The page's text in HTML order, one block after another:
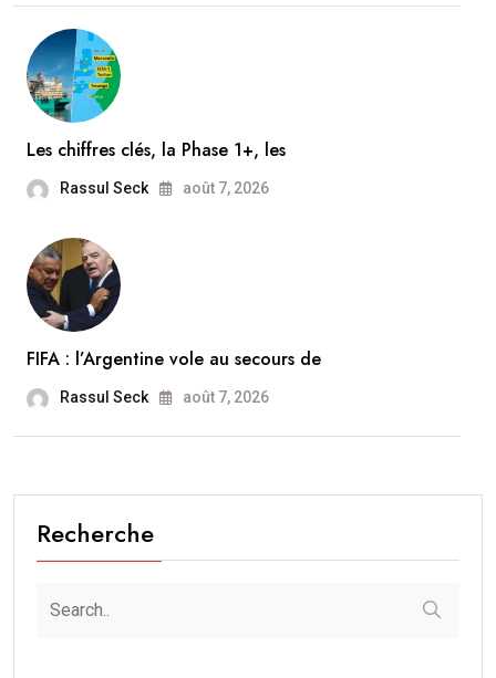
Les chiffres clés, la Phase 1+, les
Rassul Seck août 7, 2026
FIFA : l’Argentine vole au secours de
Rassul Seck août 7, 2026
Recherche